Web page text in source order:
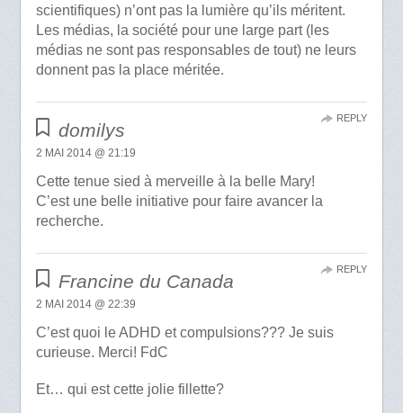
scientifiques) n’ont pas la lumière qu’ils méritent.
Les médias, la société pour une large part (les
médias ne sont pas responsables de tout) ne leurs
donnent pas la place méritée.
domilys
2 MAI 2014 @ 21:19
Cette tenue sied à merveille à la belle Mary!
C’est une belle initiative pour faire avancer la
recherche.
REPLY
Francine du Canada
2 MAI 2014 @ 22:39
C’est quoi le ADHD et compulsions??? Je suis
curieuse. Merci! FdC
Et… qui est cette jolie fillette?
REPLY